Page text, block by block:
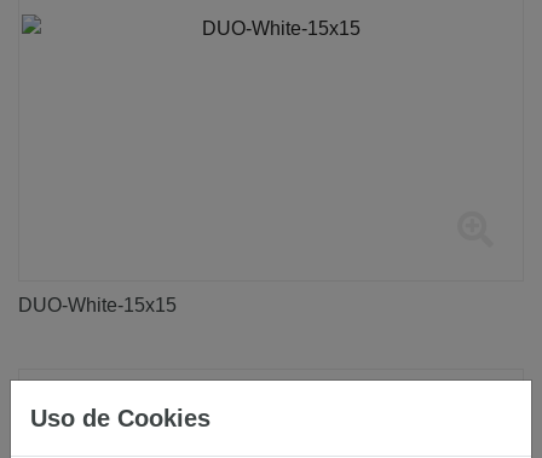
DUO-White-15x15
Uso de Cookies